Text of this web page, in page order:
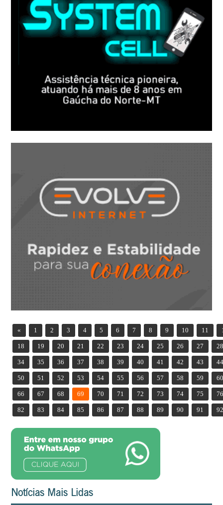
« 1 2 3 4 5 6 7 8 9 10 11
18 19 20 21 22 23 24 25 26 27
34 35 36 37 38 39 40 41 42 43
50 51 52 53 54 55 56 57 58 59
66 67 68 69 70 71 72 73 74 75
82 83 84 85 86 87 88 89 90 91
Notícias Mais Lidas